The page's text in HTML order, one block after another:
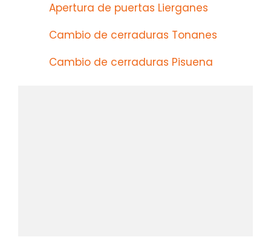
Apertura de puertas Lierganes
Cambio de cerraduras Tonanes
Cambio de cerraduras Pisuena